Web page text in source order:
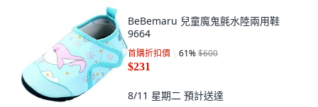
BeBemaru 兒童魔鬼氈水陸兩用鞋
9664
首購折扣價 61%$600
$231
8/11 星期二 預計送達